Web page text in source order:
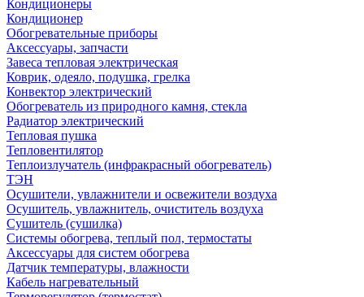
Кондиционеры
Кондиционер
Обогревательные приборы
Аксессуары, запчасти
Завеса тепловая электрическая
Коврик, одеяло, подушка, грелка
Конвектор электрический
Обогреватель из природного камня, стекла
Радиатор электрический
Тепловая пушка
Тепловентилятор
Теплоизлучатель (инфракрасный обогреватель)
ТЭН
Осушители, увлажнители и освежители воздуха
Осушитель, увлажнитель, очиститель воздуха
Сушитель (сушилка)
Системы обогрева, теплый пол, термостаты
Аксессуары для систем обогрева
Датчик температуры, влажности
Кабель нагревательный